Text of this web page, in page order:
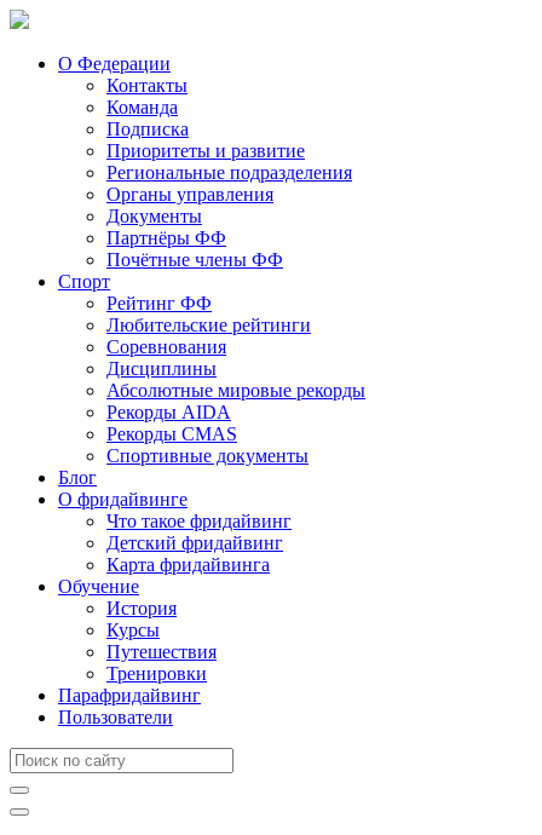
О Федерации
Контакты
Команда
Подписка
Приоритеты и развитие
Региональные подразделения
Органы управления
Документы
Партнёры ФФ
Почётные члены ФФ
Спорт
Рейтинг ФФ
Любительские рейтинги
Соревнования
Дисциплины
Абсолютные мировые рекорды
Рекорды AIDA
Рекорды CMAS
Спортивные документы
Блог
О фридайвинге
Что такое фридайвинг
Детский фридайвинг
Карта фридайвинга
Обучение
История
Курсы
Путешествия
Тренировки
Парафридайвинг
Пользователи